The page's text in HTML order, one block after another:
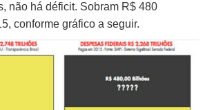
não há déficit. Sobram R$ 480
conforme gráfico a seguir.